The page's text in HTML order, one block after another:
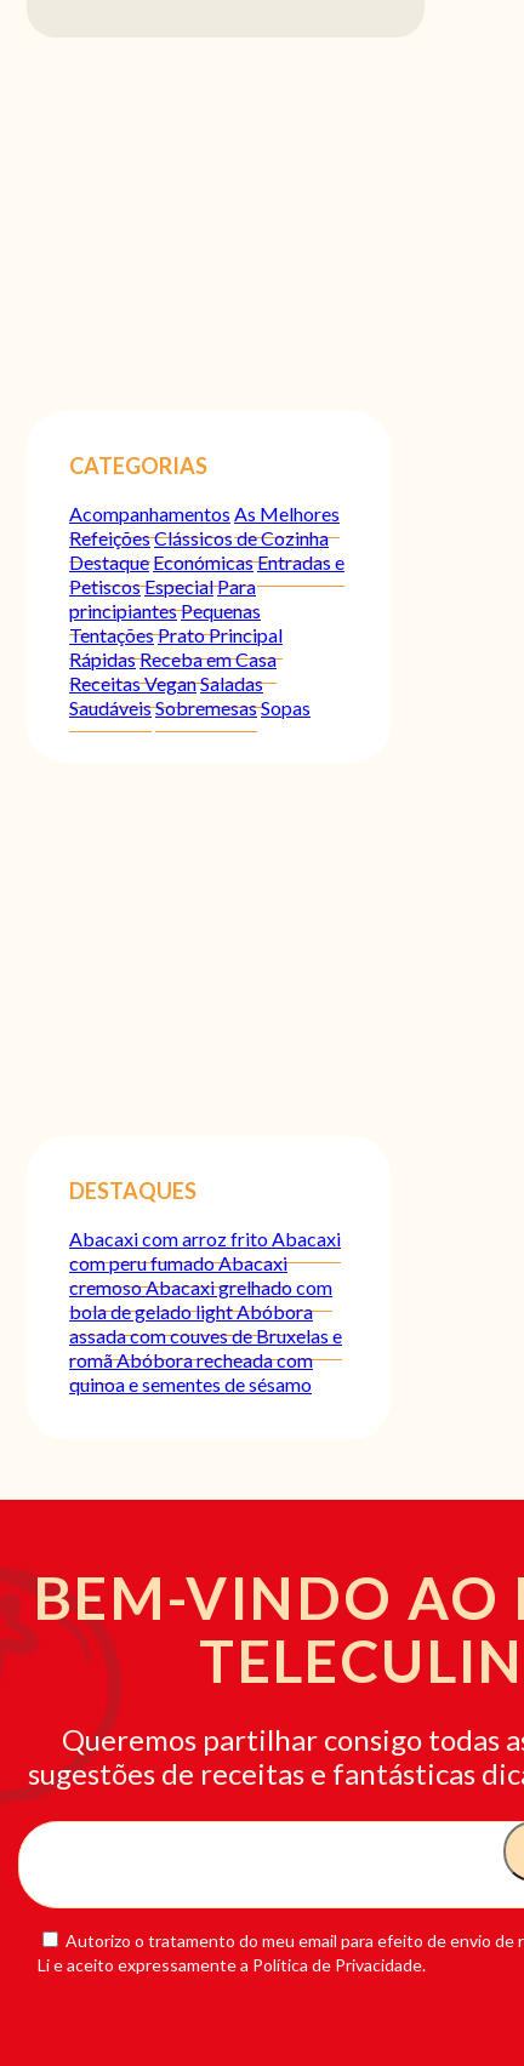
CATEGORIAS
Acompanhamentos As Melhores
RefeiçõesClássicos de Cozinha
Destaque EconómicasEntradas e
PetiscosEspecialPara
principiantesPequenas
TentaçõesPrato Principal
RápidasReceba em Casa
Receitas VeganSaladas
SaudáveisSobremesasSopas
DESTAQUES
Abacaxi com arroz fritoAbacaxi
com peru fumadoAbacaxi
cremosoAbacaxi grelhado com
bola de gelado lightAbóbora
assada com couves de Bruxelas e
romãAbóbora recheada com
quinoa e sementes de sésamo
BEM-VINDO AO
Queremos partilhar consigo todas
sugestões de receitas e fantásticas
Autorizo o tratamento do meu email para efeito de envio de
Li e aceito expressamente a Política de Privacidade.